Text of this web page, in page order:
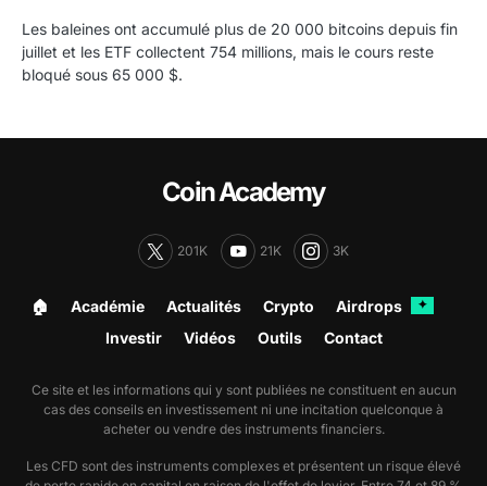
Les baleines ont accumulé plus de 20 000 bitcoins depuis fin
juillet et les ETF collectent 754 millions, mais le cours reste
bloqué sous 65 000 $.
Coin Academy
201K 21K 3K
🏠︎ Académie Actualités Crypto Airdrops ✦
Investir Vidéos Outils Contact
Ce site et les informations qui y sont publiées ne constituent en aucun
cas des conseils en investissement ni une incitation quelconque à
acheter ou vendre des instruments financiers.
Les CFD sont des instruments complexes et présentent un risque élevé